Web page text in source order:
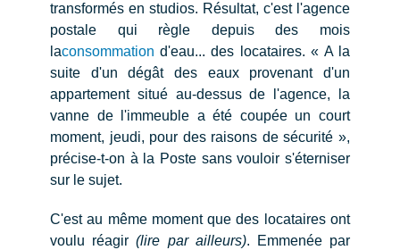
transformés en studios. Résultat, c'est l'agence
postale qui règle depuis des mois
laconsommation d'eau... des locataires. « A la
suite d'un dégât des eaux provenant d'un
appartement situé au-dessus de l'agence, la
vanne de l'immeuble a été coupée un court
moment, jeudi, pour des raisons de sécurité »,
précise-t-on à la Poste sans vouloir s'éterniser
sur le sujet.
C'est au même moment que des locataires ont
voulu réagir(lire par ailleurs). Emmenée par